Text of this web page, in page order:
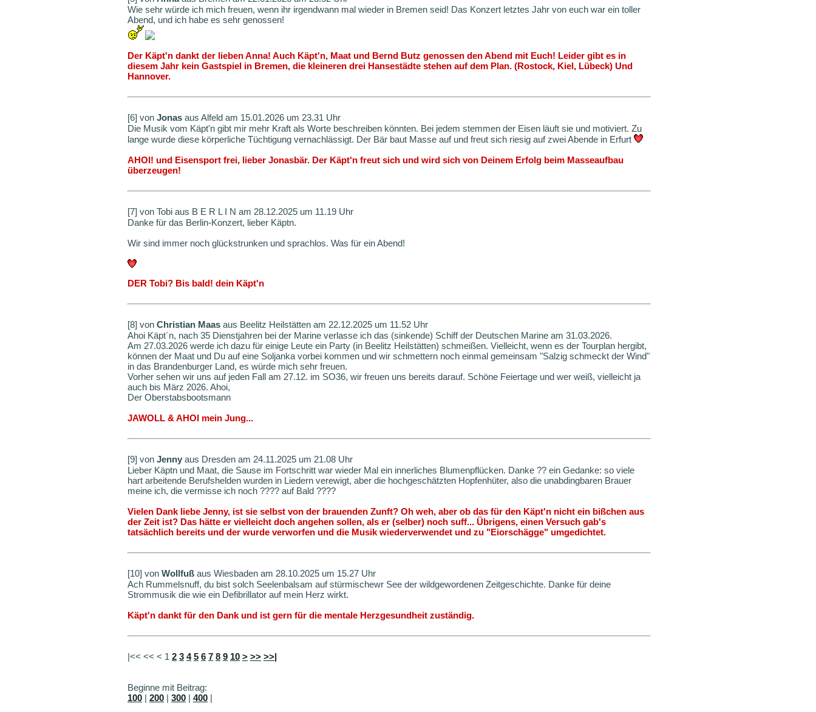
Wie sehr würde ich mich freuen, wenn ihr irgendwann mal wieder in Bremen seid! Das Konzert letztes Jahr von euch war ein toller
Abend, und ich habe es sehr genossen!
Der Käpt'n dankt der lieben Anna! Auch Käpt'n, Maat und Bernd Butz genossen den Abend mit Euch! Leider gibt es in
diesem Jahr kein Gastspiel in Bremen, die kleineren drei Hansestädte stehen auf dem Plan. (Rostock, Kiel, Lübeck) Und
Hannover.
[6] von Jonas aus Alfeld am 15.01.2026 um 23.31 Uhr
Die Musik vom Käpt'n gibt mir mehr Kraft als Worte beschreiben könnten. Bei jedem stemmen der Eisen läuft sie und motiviert. Zu
lange wurde diese körperliche Tüchtigung vernachlässigt. Der Bär baut Masse auf und freut sich riesig auf zwei Abende in Erfurt
AHOI! und Eisensport frei, lieber Jonasbär. Der Käpt'n freut sich und wird sich von Deinem Erfolg beim Masseaufbau
überzeugen!
[7] von Tobi aus B E R L I N am 28.12.2025 um 11.19 Uhr
Danke für das Berlin-Konzert, lieber Käptn.
Wir sind immer noch glückstrunken und sprachlos. Was für ein Abend!
DER Tobi? Bis bald! dein Käpt'n
[8] von Christian Maas aus Beelitz Heilstätten am 22.12.2025 um 11.52 Uhr
Ahoi Käpt´n, nach 35 Dienstjahren bei der Marine verlasse ich das (sinkende) Schiff der Deutschen Marine am 31.03.2026.
Am 27.03.2026 werde ich dazu für einige Leute ein Party (in Beelitz Heilstätten) schmeißen. Vielleicht, wenn es der Tourplan hergibt,
können der Maat und Du auf eine Soljanka vorbei kommen und wir schmettern noch einmal gemeinsam "Salzig schmeckt der Wind"
in das Brandenburger Land, es würde mich sehr freuen.
Vorher sehen wir uns auf jeden Fall am 27.12. im SO36, wir freuen uns bereits darauf. Schöne Feiertage und wer weiß, vielleicht ja
auch bis März 2026. Ahoi,
Der Oberstabsbootsmann
JAWOLL & AHOI mein Jung...
[9] von Jenny aus Dresden am 24.11.2025 um 21.08 Uhr
Lieber Käptn und Maat, die Sause im Fortschritt war wieder Mal ein innerliches Blumenpflücken. Danke ?? ein Gedanke: so viele
hart arbeitende Berufshelden wurden in Liedern verewigt, aber die hochgeschätzten Hopfenhüter, also die unabdingbaren Brauer
meine ich, die vermisse ich noch ???? auf Bald ????
Vielen Dank liebe Jenny, ist sie selbst von der brauenden Zunft? Oh weh, aber ob das für den Käpt'n nicht ein bißchen aus
der Zeit ist? Das hätte er vielleicht doch angehen sollen, als er (selber) noch suff... Übrigens, einen Versuch gab's
tatsächlich bereits und der wurde verworfen und die Musik wiederverwendet und zu "Eiorschägge" umgedichtet.
[10] von Wollfuß aus Wiesbaden am 28.10.2025 um 15.27 Uhr
Ach Rummelsnuff, du bist solch Seelenbalsam auf stürmischewr See der wildgewordenen Zeitgeschichte. Danke für deine
Strommusik die wie ein Defibrillator auf mein Herz wirkt.
Käpt'n dankt für den Dank und ist gern für die mentale Herzgesundheit zuständig.
|<< << < 1 2 3 4 5 6 7 8 9 10 > >> >>|
Beginne mit Beitrag:
100 | 200 | 300 | 400 |